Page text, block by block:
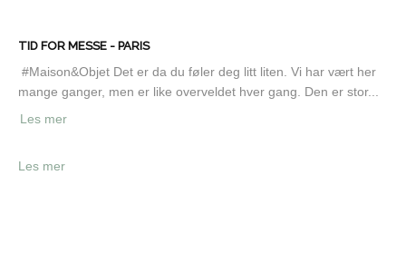
TID FOR MESSE - PARIS
#Maison&Objet Det er da du føler deg litt liten. Vi har vært her
mange ganger, men er like overveldet hver gang. Den er stor...
Les mer
Les mer